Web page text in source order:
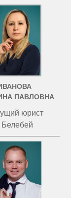
ПАВЛОВНА
юрист
Белебей